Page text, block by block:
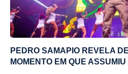
PEDRO SAMAPIO REVELA
MOMENTO EM QUE